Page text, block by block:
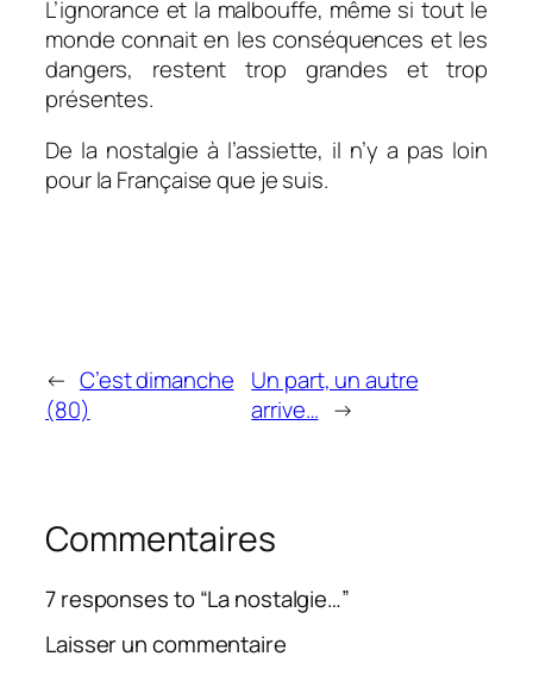
L’ignorance et la malbouffe, même si tout le
monde connait en les conséquences et les
dangers, restent trop grandes et trop
présentes.
De la nostalgie à l’assiette, il n’y a pas loin
pour la Française que je suis.
← C’est dimanche
(80)
Un part, un autre
arrive… →
Commentaires
7 responses to “La nostalgie…”
Laisser un commentaire